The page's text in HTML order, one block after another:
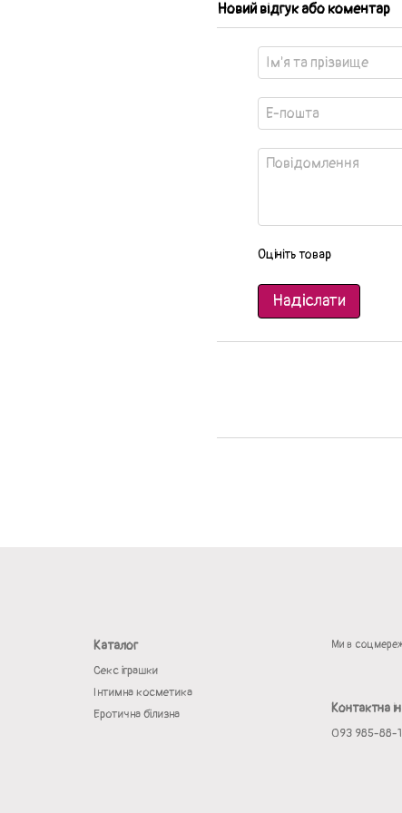
Новий відгук або коментар
Оцініть товар
Надіслати
Каталог
Секс іграшки
Інтимна косметика
Еротична білизна
Ми в
Контактна
093 985-88-